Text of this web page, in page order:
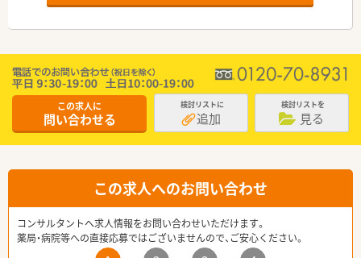
この求人に
問い合わせる
検討リストに
追加
検討リストを
見る
この求人へのお問い合わせ
コンサルタントへ求人情報をお問い合わせいただけます。
薬局・病院等への直接応募ではございませんので、ご安心ください。